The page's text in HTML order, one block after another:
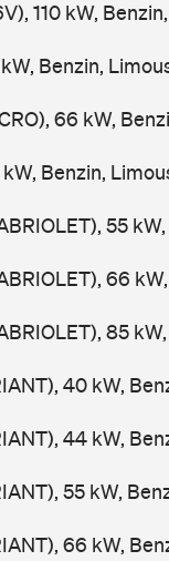
110 kW,
Benzin,
66 kW,
Benzin,
55
66
85
40 kW,
44 kW,
55 kW,
66 kW,